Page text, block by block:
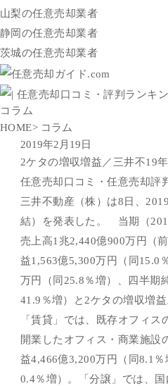
山梨の任意売却業者
静岡の任意売却業者
茨城の任意売却業者
コラム
HOME> コラム
2019年2月19日
2ケタの増収増益／三井不19
任意売却口コミ・任意売却評
三井不動産（株）は8日、
結）を発表した。 当期（
売上高1兆2,440億900万円（
益1,563億5,300万円（同15.0
万円（同25.8％増）、四半期
41.9％増）と2ケタの増収増益
「賃貸」では、既存オフィス
開業したオフィス・商業施設
益4,466億3,200万円（同8.1
0.4％増）。「分譲」では、